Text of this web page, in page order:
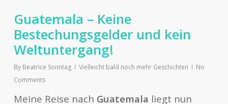
Guatemala – Keine
Bestechungsgelder und kein
Weltuntergang!
By Beatrice Sonntag Vielleicht bald noch mehr Geschichten
No
Comments
Meine Reise nach Guatemala liegt nun